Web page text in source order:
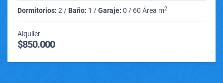
Dormitorios: 2 / Baño: 1 /Garaje: 0 / 60 Área m2
Alquiler
$850.000